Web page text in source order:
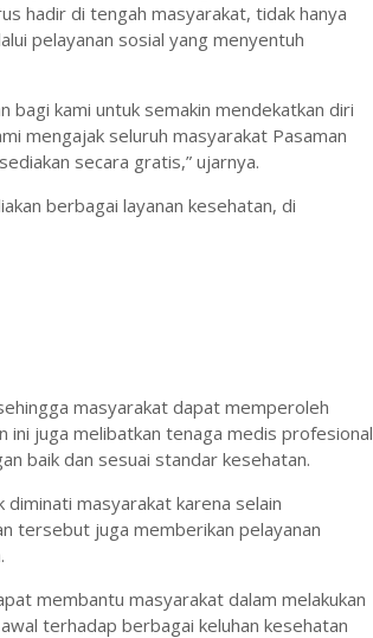
hadir di tengah masyarakat, tidak hanya
pelayanan sosial yang menyentuh
bagi kami untuk semakin mendekatkan diri
mengajak seluruh masyarakat Pasaman
secara gratis,” ujarnya.
berbagai layanan kesehatan, di
masyarakat dapat memperoleh
ini juga melibatkan tenaga medis profesional
baik dan sesuai standar kesehatan.
masyarakat karena selain
tersebut juga memberikan pelayanan
membantu masyarakat dalam melakukan
terhadap berbagai keluhan kesehatan